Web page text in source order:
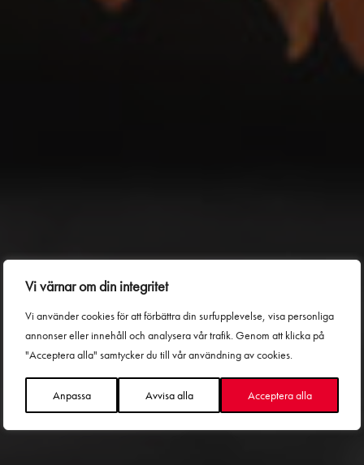
Vi värnar om din integritet
Vi använder cookies för att förbättra din surfupplevelse, visa personliga
annonser eller innehåll och analysera vår trafik. Genom att klicka på
"Acceptera alla" samtycker du till vår användning av cookies.
Anpassa Avvisa alla Acceptera alla
Allt om omega-3